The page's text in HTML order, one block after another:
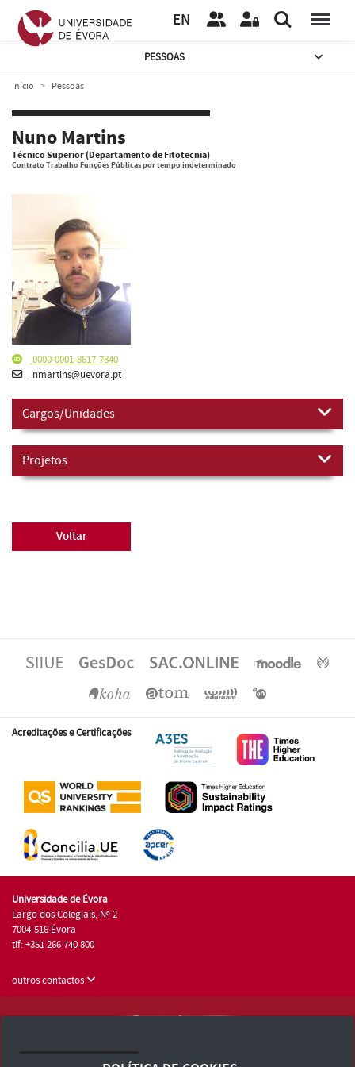
EN
PESSOAS
Início Pessoas
Nuno Martins
Técnico Superior (Departamento de Fitotecnia)
Contrato Trabalho Funções Públicas por tempo indeterminado
0000-0001-8617-7840
nmartins@uevora.pt
Cargos/Unidades
Projetos
Voltar
Acreditações e Certificações
Universidade de Évora
Largo dos Colegiais, Nº 2
7004-516 Évora
tlf: +351 266 740 800
outros contactos
Consulte os Termos e Condições e Política de Privacidade